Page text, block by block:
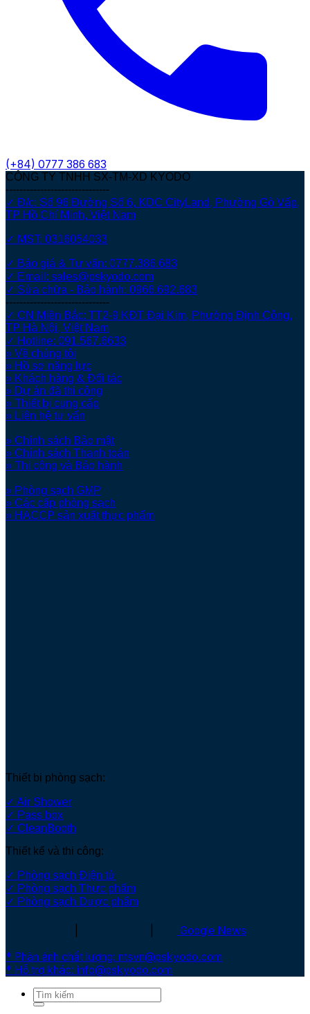
(+84) 0777 386 683
CÔNG TY TNHH SX-TM-XD KYODO
------------------------------
✓ Đ/c: Số 96 Đường Số 6, KDC CityLand, Phường Gò Vấp,
TP Hồ Chí Minh, Việt Nam
✓ MST: 0316054033
✓ Báo giá & Tư vấn: 0777.386.683
✓ Email: sales@pskyodo.com
✓ Sửa chữa - Bảo hành: 0966.692.683
------------------------------
✓ CN Miền Bắc: TT2-9 KĐT Đại Kim, Phường Định Công,
TP Hà Nội, Việt Nam
✓ Hotline: 091.567.6633
» Về chúng tôi
» Hồ sơ năng lực
» Khách hàng & Đối tác
» Dự án đã thi công
» Thiết bị cung cấp
» Liên hệ tư vấn
» Chính sách Bảo mật
» Chính sách Thanh toán
» Thi công và Bảo hành
» Phòng sạch GMP
» Các cấp phòng sạch
» HACCP sản xuất thực phẩm
Thiết bị phòng sạch:
✓ Air Shower
✓ Pass box
✓ CleanBooth
Thiết kế và thi công:
✓ Phòng sạch Điện tử
✓ Phòng sạch Thực phẩm
✓ Phòng sạch Dược phẩm
Google News
* Phản ánh chất lượng: ntsvn@pskyodo.com
* Hỗ trợ khác: info@pskyodo.com